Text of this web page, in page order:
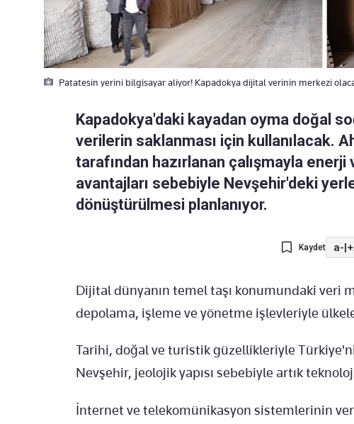
Patatesin yerini bilgisayar aliyor! Kapadokya dijital verinin merkezi
Kapadokya'daki kayadan oyma doğal
verilerin saklanması için kullanılacak.
tarafından hazırlanan çalışmayla
avantajları sebebiyle Nevşehir'deki
dönüştürülmesi planlanıyor.
Kaydet a-|
Dijital dünyanın temel taşı konumundaki veri
depolama, işleme ve yönetme işlevleriyle
Tarihi, doğal ve turistik güzellikleriyle
Nevşehir, jeolojik yapısı sebebiyle artık
İnternet ve telekomünikasyon sistemlerinin